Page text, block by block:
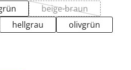
beige-braun(Diese Option ist
nicht verfügbar.)
ist zurzeit nicht verfügbar.)
hellgrau
olivgrün